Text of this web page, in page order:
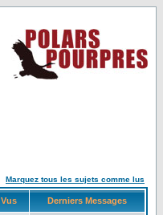
Marquez tous les sujets comme lus
Vus Derniers Messages